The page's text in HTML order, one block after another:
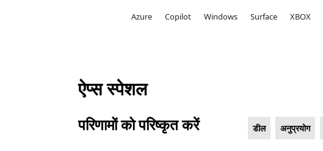
Azure Copilot Windows Surface XBOX
Microsoft.com को सूचीबद्ध करें
ऐप्स स्पेशल
परिणामों को परिष्कृत करें
'परिणामों को परिष्कृत करें' अनुभाग छोड़ें
डील अनुप्रयोग